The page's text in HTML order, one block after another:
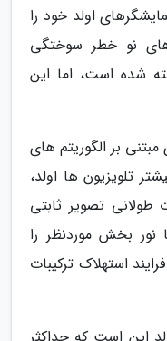
اولد خود را
نو خطر سوختگی
شده است، اما این
مبتنی بر الگوریتم های
تلویزیون ها اولد،
طولانی تصویر ثابتی
نور بخش موردنظر را
استهلاک ترکیبات